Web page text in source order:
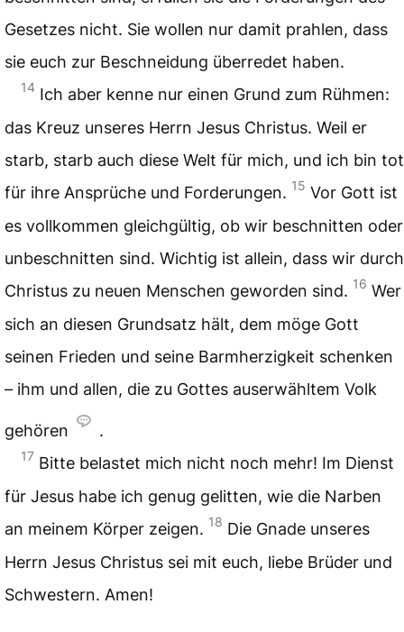
Gesetzes nicht. Sie wollen nur damit prahlen, dass
sie euch zur Beschneidung überredet haben.
14 Ich aber kenne nur einen Grund zum Rühmen:
das Kreuz unseres Herrn Jesus Christus. Weil er
starb, starb auch diese Welt für mich, und ich bin tot
für ihre Ansprüche und Forderungen. 15 Vor Gott ist
es vollkommen gleichgültig, ob wir beschnitten oder
unbeschnitten sind. Wichtig ist allein, dass wir durch
Christus zu neuen Menschen geworden sind. 16 Wer
sich an diesen Grundsatz hält, dem möge Gott
seinen Frieden und seine Barmherzigkeit schenken
– ihm und allen, die zu Gottes auserwähltem Volk
gehören .
17 Bitte belastet mich nicht noch mehr! Im Dienst
für Jesus habe ich genug gelitten, wie die Narben
an meinem Körper zeigen. 18 Die Gnade unseres
Herrn Jesus Christus sei mit euch, liebe Brüder und
Schwestern. Amen!